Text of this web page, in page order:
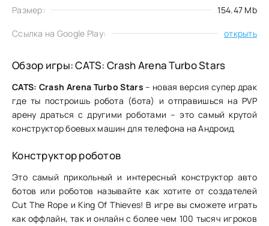
Размер: 154.47 Mb
Ссылка на Google Play: открыть
Обзор игры: CATS: Crash Arena Turbo Stars
CATS: Crash Arena Turbo Stars – новая версия супер драк
где ты построишь робота (бота) и отправишься на PVP
арену драться с другими роботами – это самый крутой
конструктор боевых машин для телефона на Андроид.
Конструктор роботов
Это самый прикольный и интересный конструктор авто
ботов или роботов называйте как хотите от создателей
Cut The Rope и King Of Thieves! В игре вы сможете играть
как оффлайн, так и онлайн с более чем 100 тысяч игроков